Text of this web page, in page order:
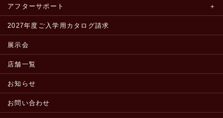
アフターサポート
2027年度ご入学用カタログ請求
展示会
店舗一覧
お知らせ
お問い合わせ